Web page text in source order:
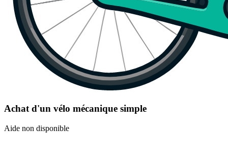
Achat d'un vélo mécanique simple
Aide non disponible